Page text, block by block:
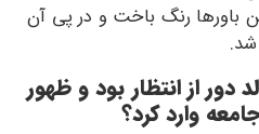
رنگ باخت و در پی آن
از انتظار بود و ظهور
وارد کرد؟